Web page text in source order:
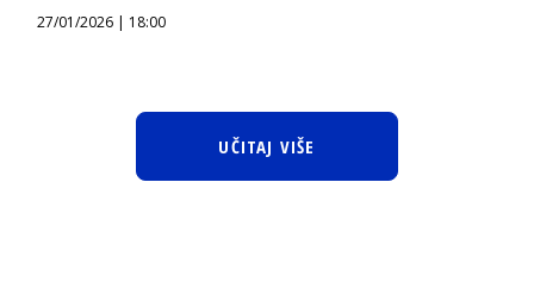
27/01/2026 | 18:00
UČITAJ VIŠE